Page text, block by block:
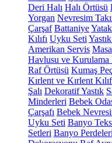
Deri Halı Halı Örtüsü
Yorgan Nevresim
Çarşaf Battaniye
Kılıfı Uyku Seti
Amerikan Servis
Havlusu ve Kurulama
Raf Örtüsü Kumaş
Kırlent ve Kırlent
Şalı Dekoratif Yastık
Minderleri Bebek
Çarşafı Bebek
Uyku Seti Banyo
Setleri Banyo Perdeleri